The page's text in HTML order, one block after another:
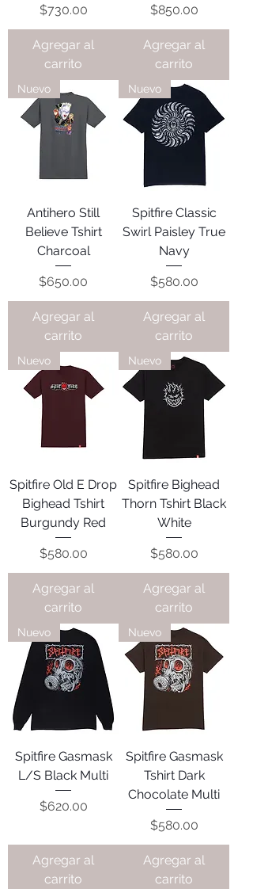
Precio
$730.00
Agregar al
carrito
Precio
$850.00
Agregar al
carrito
Nuevo
Antihero Still
Believe Tshirt
Charcoal
Precio
$650.00
Agregar al
carrito
Nuevo
Spitfire Classic
Swirl Paisley True
Navy
Precio
$580.00
Agregar al
carrito
Nuevo
Spitfire Old E Drop
Bighead Tshirt
Burgundy Red
Precio
$580.00
Agregar al
carrito
Nuevo
Spitfire Bighead
Thorn Tshirt Black
White
Precio
$580.00
Agregar al
carrito
Nuevo
Spitfire Gasmask
L/S Black Multi
Precio
$620.00
Agregar al
carrito
Nuevo
Spitfire Gasmask
Tshirt Dark
Chocolate Multi
Precio
$580.00
Agregar al
carrito